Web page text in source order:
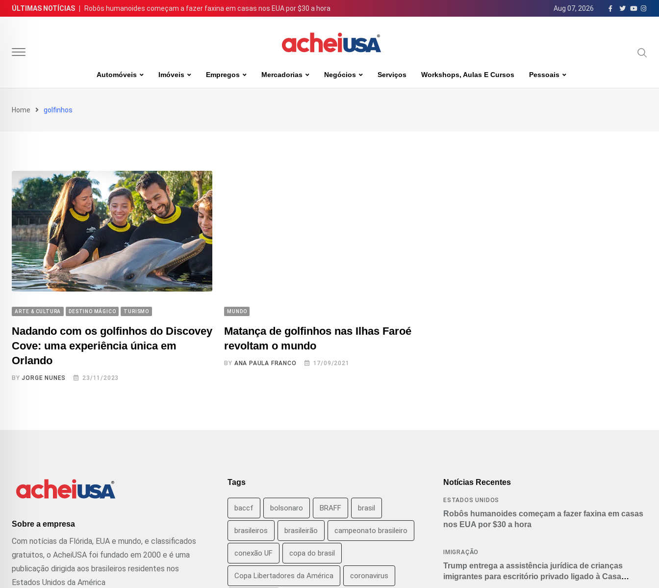
Skip
to
ÚLTIMAS NOTÍCIAS Robôs humanoides começam a fazer faxina em casas nos EUA por $30 a hora Aug 07, 2026
Automóveis Imóveis Empregos Mercadorias Negócios Serviços Workshops, Aulas E Cursos Pessoais
Home golfinhos
ARTE & CULTURA DESTINO MÁGICO TURISMO
Nadando com os golfinhos do Discovey
Cove: uma experiência única em
Orlando
BYJORGE NUNES 23/11/2023
MUNDO
Matança de golfinhos nas Ilhas Faroé
revoltam o mundo
BY ANA PAULA FRANCO 17/09/2021
Sobre a empresa
Com notícias da Flórida, EUA e mundo, e classificados
gratuitos, o AcheiUSA foi fundado em 2000 e é uma
publicação dirigida aos brasileiros residentes nos
Estados Unidos da América
Tags
baccf bolsonaro BRAFF brasil
brasileiros brasileirão campeonato brasileiro
conexão UF copa do brasil
Copa Libertadores da América coronavirus
Notícias Recentes
ESTADOS UNIDOS
Robôs humanoides começam a fazer faxina em casas
nos EUA por $30 a hora
IMIGRAÇÃO
Trump entrega a assistência jurídica de crianças
imigrantes para escritório privado ligado à Casa